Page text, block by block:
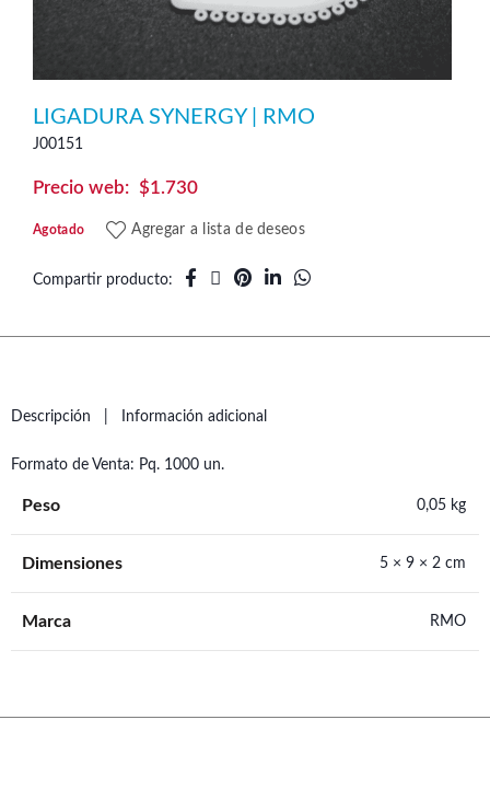
LIGADURA SYNERGY | RMO
J00151
$1.730
Agotado Agregar a lista de deseos
Compartir producto
Descripción Información adicional
Formato de Venta: Pq. 1000 un.
Peso 0,05 kg
Dimensiones 5 × 9 × 2 cm
Marca RMO